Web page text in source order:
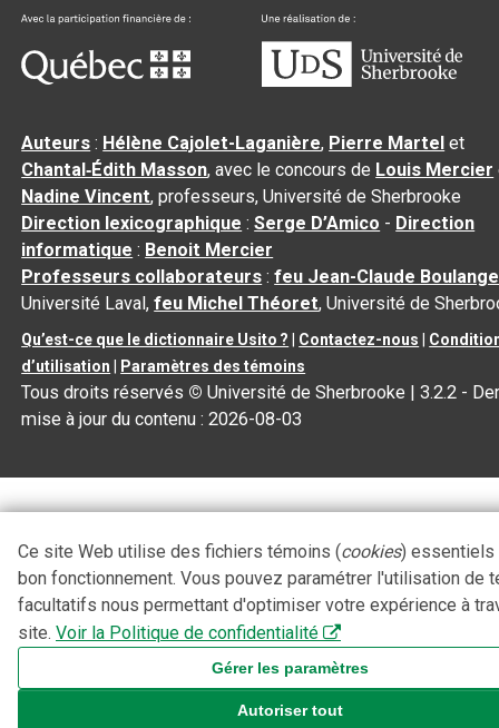
Auteurs : Hélène Cajolet-Laganière, Pierre Martel et
Chantal‑Édith Masson, avec le concours de Louis Mercier
Nadine Vincent, professeurs, Université de Sherbrooke
Direction lexicographique :Serge D’Amico - Direction
informatique : Benoit Mercier
Professeurs collaborateurs :feu Jean-Claude
Université Laval,feu Michel Théoret, Université de
Qu’est-ce que le dictionnaire Usito ? Contactez-nous
d’utilisation
Paramètres des témoins
Tous droits réservés © Université de Sherbrooke |3.2.2 -
mise à jour du contenu :2026-08-03
Ce site Web utilise des fichiers témoins (cookies) essentiels
bon fonctionnement. Vous pouvez paramétrer l'utilisation de
facultatifs nous permettant d'optimiser votre expérience à
site. Voir la Politique de confidentialité
Gérer les paramètres
Autoriser tout